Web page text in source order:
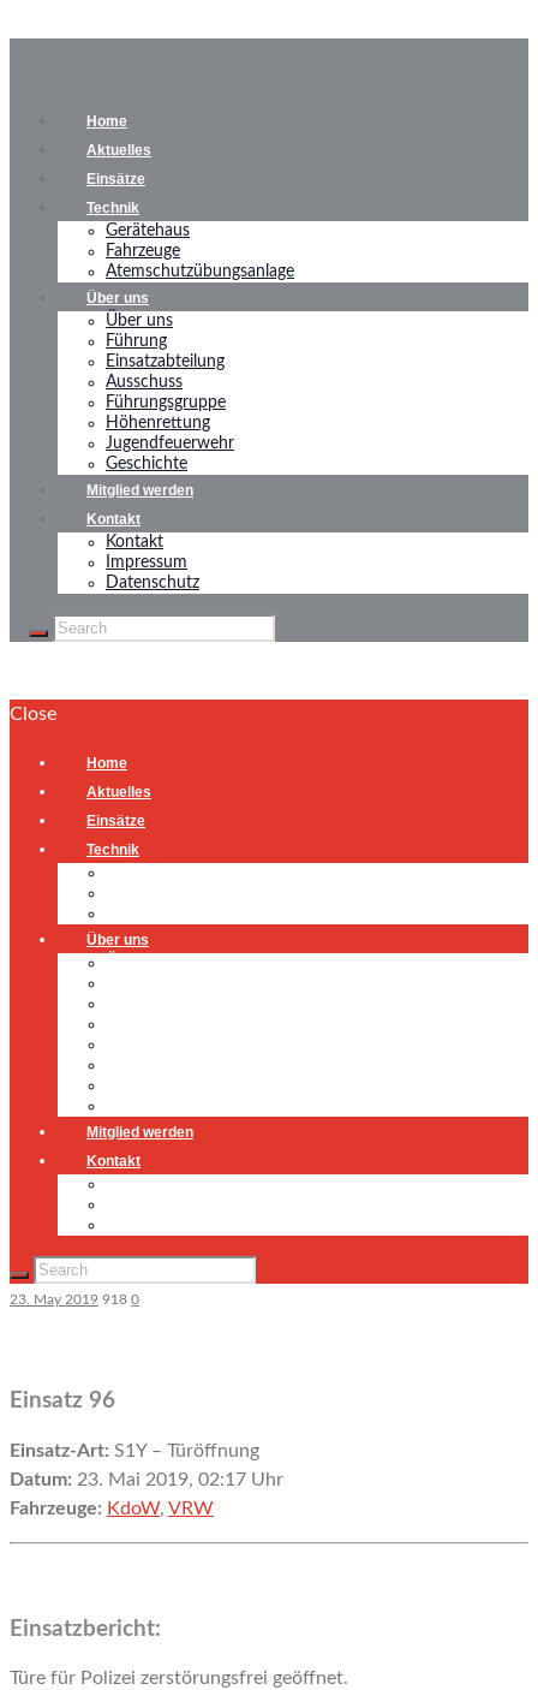
Home
Aktuelles
Einsätze
Technik
Gerätehaus
Fahrzeuge
Atemschutzübungsanlage
Über uns
Über uns
Führung
Einsatzabteilung
Ausschuss
Führungsgruppe
Höhenrettung
Jugendfeuerwehr
Geschichte
Mitglied werden
Kontakt
Kontakt
Impressum
Datenschutz
Close
Home
Aktuelles
Einsätze
Technik
Über uns
Mitglied werden
Kontakt
23. May 2019 918 0
Einsatz 96
Einsatz-Art: S1Y – Türöffnung
Datum: 23. Mai 2019, 02:17 Uhr
Fahrzeuge: KdoW, VRW
Einsatzbericht:
Türe für Polizei zerstörungsfrei geöffnet.